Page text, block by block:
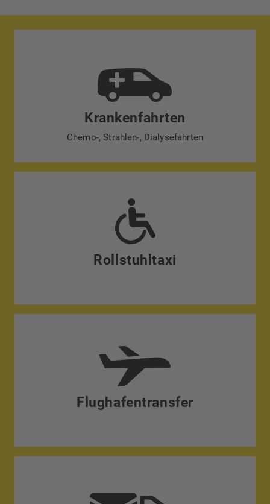
Krankenfahrten
Chemo-, Strahlen-, Dialysefahrten
Rollstuhltaxi
Flughafentransfer